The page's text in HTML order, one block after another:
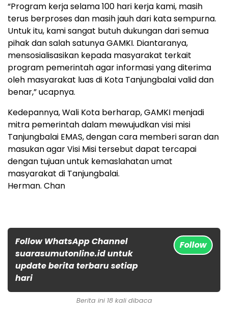
“Program kerja selama 100 hari kerja kami, masih
terus berproses dan masih jauh dari kata sempurna.
Untuk itu, kami sangat butuh dukungan dari semua
pihak dan salah satunya GAMKI. Diantaranya,
mensosialisasikan kepada masyarakat terkait
program pemerintah agar informasi yang diterima
oleh masyarakat luas di Kota Tanjungbalai valid dan
benar,” ucapnya.
Kedepannya, Wali Kota berharap, GAMKI menjadi
mitra pemerintah dalam mewujudkan visi misi
Tanjungbalai EMAS, dengan cara memberi saran dan
masukan agar Visi Misi tersebut dapat tercapai
dengan tujuan untuk kemaslahatan umat
masyarakat di Tanjungbalai.
Herman. Chan
Follow WhatsApp Channel
suarasumutonline.id untuk
update berita terbaru setiap
hari
Follow
Berita ini 18 kali dibaca